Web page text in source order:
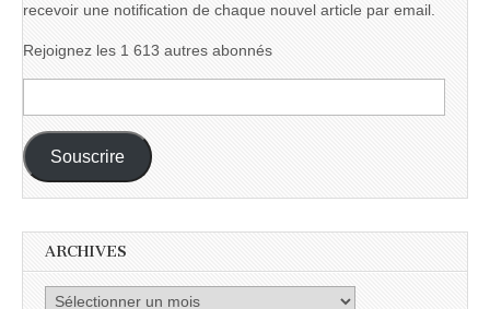
recevoir une notification de chaque nouvel article par email.
Rejoignez les 1 613 autres abonnés
e-
mail :
Souscrire
ARCHIVES
Archives